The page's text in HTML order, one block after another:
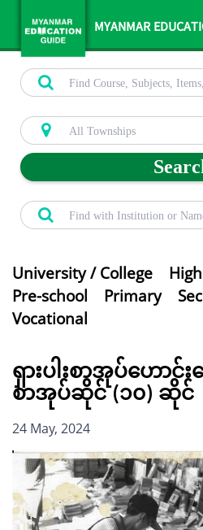
MYANMAR
University / College High
Pre-school
Primary
Vocational
ရှားပါးစာအုပ်ဟော
စာအုပ်ဆိုင် (၁၀) ဆိုင်
24 May, 2024